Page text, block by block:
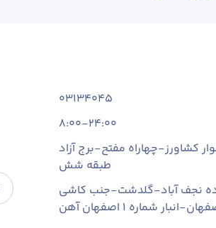
03134045
8:00-24:00
کشاورز-چهاراه مفتح-برج آزاد
طبقه شش
نجف آباد-گلدشت-جنب کاشی
انبار شماره ۱ اصفهان آهن